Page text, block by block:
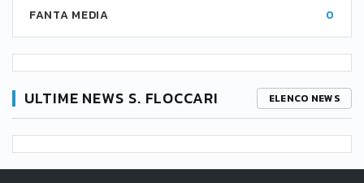
FANTA MEDIA 0
ULTIME NEWS S. FLOCCARI ELENCO NEWS